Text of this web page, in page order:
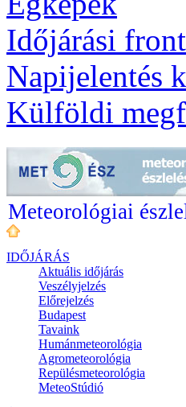
Időjárási
Napijelentés
Külföldi
Meteorológiai
IDŐJÁRÁS
Aktuális időjárás
Veszélyjelzés
Előrejelzés
Budapest
Tavaink
Humánmeteorológia
Agrometeorológia
Repülésmeteorológia
MeteoStúdió